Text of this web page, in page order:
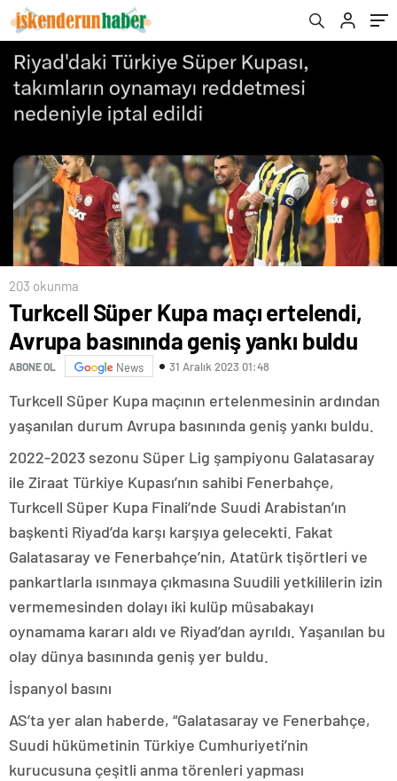
203 okunma
Turkcell Süper Kupa maçı ertelendi,
Avrupa basınında geniş yankı buldu
ABONE OL News 31 Aralık 2023 01:48
Turkcell Süper Kupa maçının ertelenmesinin ardından
yaşanılan durum Avrupa basınında geniş yankı buldu.
2022-2023 sezonu Süper Lig şampiyonu Galatasaray
ile Ziraat Türkiye Kupası’nın sahibi Fenerbahçe,
Turkcell Süper Kupa Finali’nde Suudi Arabistan’ın
başkenti Riyad’da karşı karşıya gelecekti. Fakat
Galatasaray ve Fenerbahçe’nin, Atatürk tişörtleri ve
pankartlarla ısınmaya çıkmasına Suudili yetkililerin izin
vermemesinden dolayı iki kulüp müsabakayı
oynamama kararı aldı ve Riyad’dan ayrıldı. Yaşanılan bu
olay dünya basınında geniş yer buldu.
İspanyol basını
AS’ta yer alan haberde, “Galatasaray ve Fenerbahçe,
Suudi hükümetinin Türkiye Cumhuriyeti’nin
kurucusuna çeşitli anma törenleri yapması